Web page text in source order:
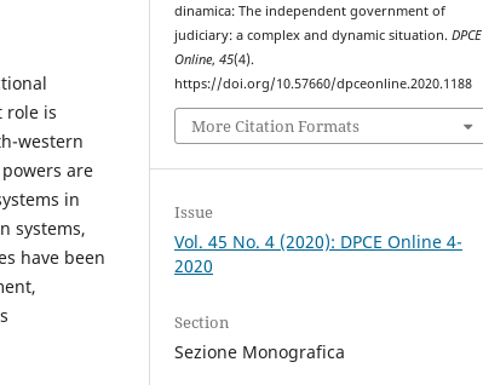
role is
western
are
in
systems,
have been
dinamica: The independent government of
judiciary: a complex and dynamic situation.DPCE
Online,45(4).
https://doi.org/10.57660/dpceonline.2020.1188
More Citation Formats
Issue
Vol. 45 No. 4 (2020): DPCE Online 4-
2020
Section
Sezione Monografica